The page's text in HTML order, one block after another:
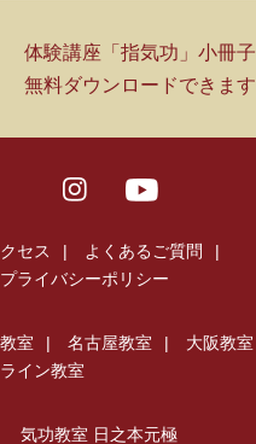
体験講座「指気功」小冊子
無料ダウンロードできます
セス
よくあるご質問
プライバシーポリシー
室 名古屋教室
大阪教室
イン教室
気功教室 日之本元極